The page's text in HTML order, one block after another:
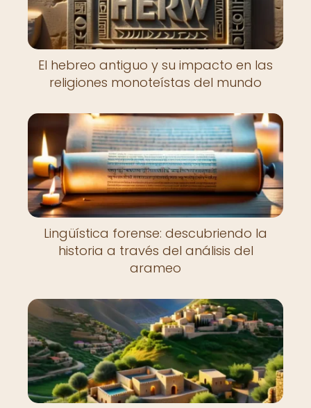
El hebreo antiguo y su impacto en las
religiones monoteístas del mundo
Lingüística forense: descubriendo la
historia a través del análisis del
arameo